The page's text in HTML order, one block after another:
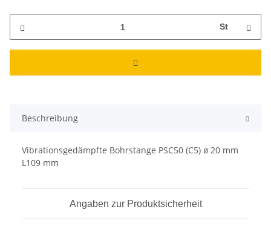
St
Beschreibung
Vibrationsgedämpfte Bohrstange PSC50 (C5) ø 20 mm
L109 mm
Angaben zur Produktsicherheit